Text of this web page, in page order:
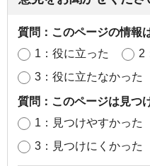
質問：このページの情報
1：役に立った
2
3：役に立たなかった
質問：このページは見つ
1：見つけやすかった
3：見つけにくかった